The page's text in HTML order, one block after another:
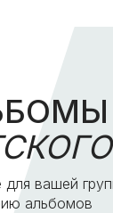
для вашей
альбомов